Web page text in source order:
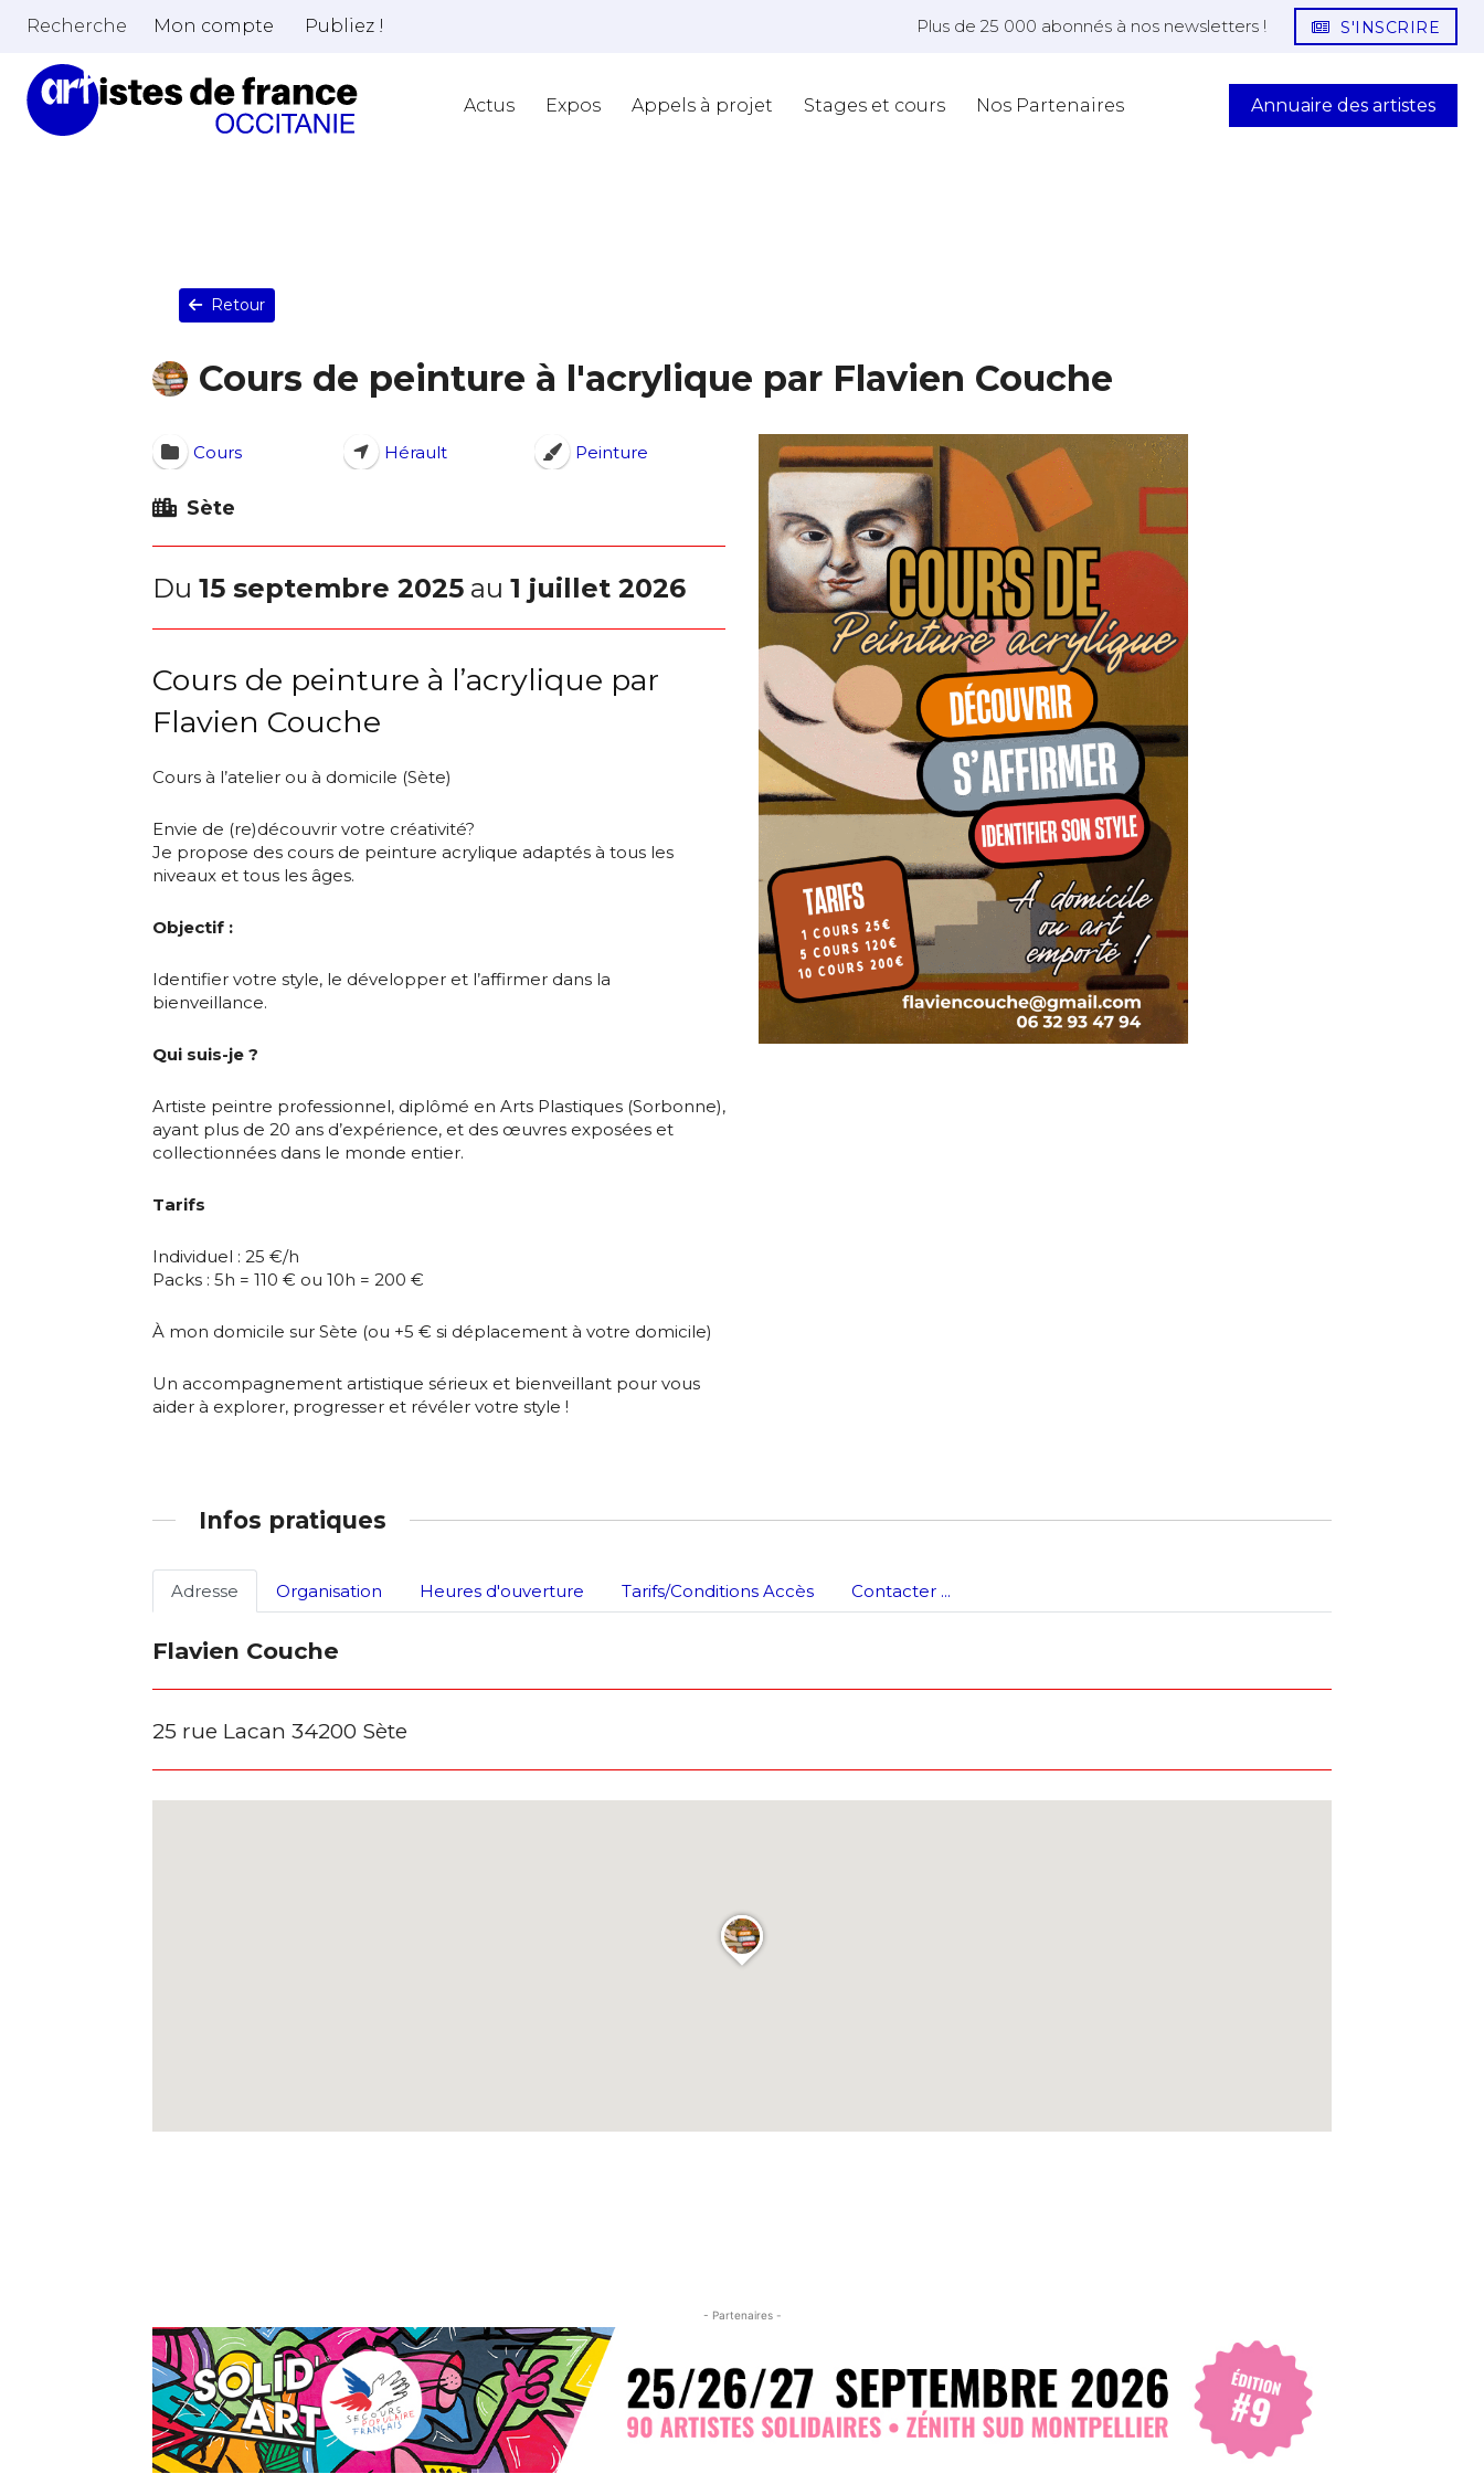
Statut / Organisation
Nom
Statut / Organisation
Recherche Mon compte Publiez ! Plus de 25 000 abonnés à nos newsletters ! S'INSCRIRE
Actus Expos Appels à projet Stages et cours Nos Partenaires Annuaire des artistes
Retour
Cours de peinture à l'acrylique par Flavien Couche
Cours Hérault Peinture
Sète
Du 15 septembre 2025 au 1 juillet 2026
Cours de peinture à l’acrylique par
Flavien Couche
Cours à l’atelier ou à domicile (Sète)
Envie de (re)découvrir votre créativité?
Je propose des cours de peinture acrylique adaptés à tous les
niveaux et tous les âges.
Objectif :
Identifier votre style, le développer et l’affirmer dans la
bienveillance.
Qui suis-je ?
Artiste peintre professionnel, diplômé en Arts Plastiques (Sorbonne),
ayant plus de 20 ans d’expérience, et des œuvres exposées et
collectionnées dans le monde entier.
Tarifs
Individuel : 25 €/h
Packs : 5h = 110 € ou 10h = 200 €
À mon domicile sur Sète (ou +5 € si déplacement à votre domicile)
Un accompagnement artistique sérieux et bienveillant pour vous
aider à explorer, progresser et révéler votre style !
Infos pratiques
Adresse Organisation Heures d'ouverture Tarifs/Conditions Accès Contacter ...
Flavien Couche
25 rue Lacan 34200 Sète
- Partenaires -